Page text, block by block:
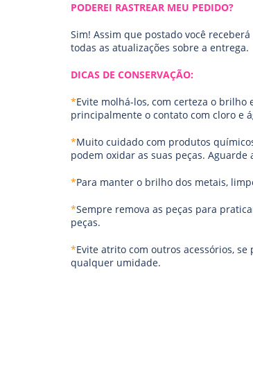
PODEREI RASTREAR MEU PEDIDO?
Sim! Assim que postado você
todas as atualizações sobre a entrega.
DICAS DE CONSERVAÇÃO:
*Evite molhá-los, com certeza o
principalmente o contato com cloro e
*Muito cuidado com produtos
podem oxidar as suas peças.
*Para manter o brilho dos metais,
*Sempre remova as peças para
peças.
*Evite atrito com outros acessórios,
qualquer umidade.